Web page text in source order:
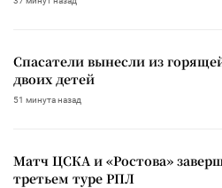
Спасатели вынесли из
двоих детей
51 минута назад
Матч ЦСКА и «Ростова»
третьем туре РПЛ